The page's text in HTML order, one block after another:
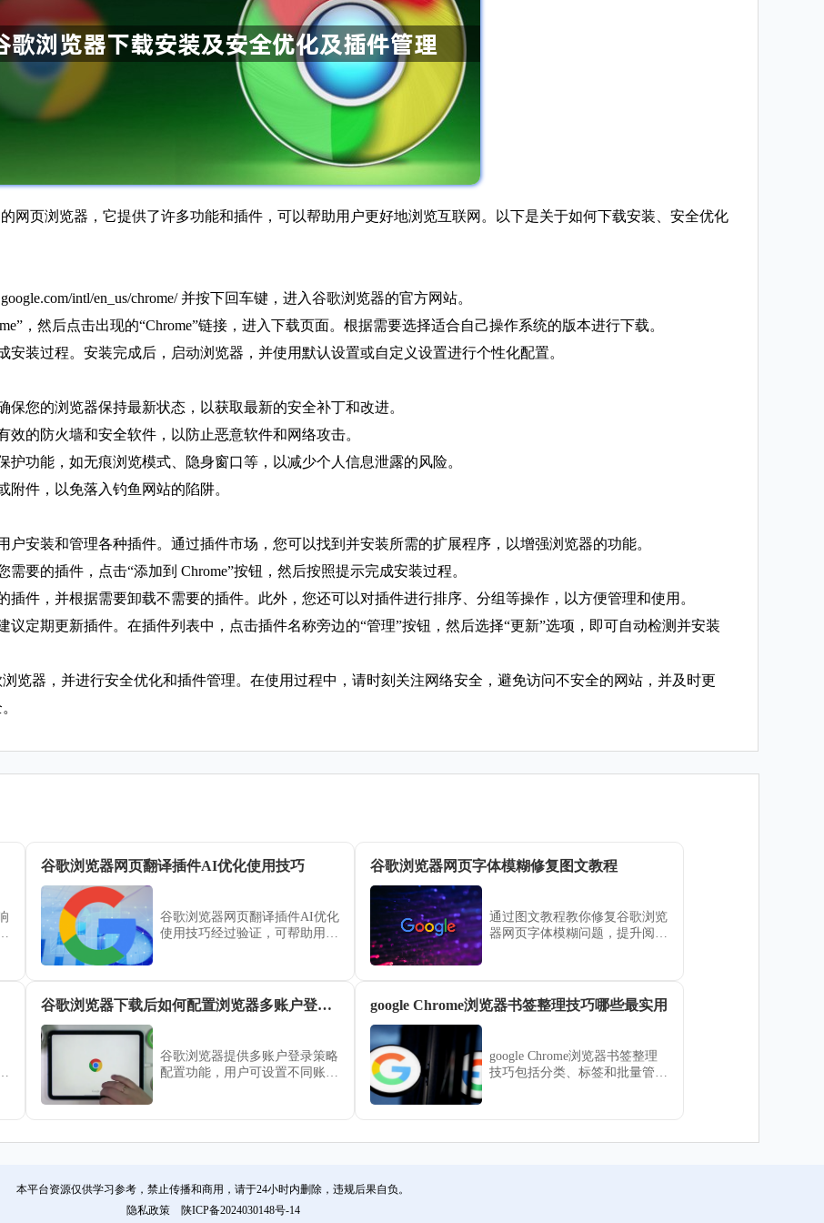
网页浏览器，它提供了许多功能和插件，可以帮助用户更好地浏览互联网。以下是关于如何下载安装、安全优化
intl/en_us/chrome/ 并按下回车键，进入谷歌浏览器的官方网站。
，然后点击出现的“Chrome”链接，进入下载页面。根据需要选择适合自己操作系统的版本进行下载。
装过程。安装完成后，启动浏览器，并使用默认设置或自定义设置进行个性化配置。
您的浏览器保持最新状态，以获取最新的安全补丁和改进。
的防火墙和安全软件，以防止恶意软件和网络攻击。
功能，如无痕浏览模式、隐身窗口等，以减少个人信息泄露的风险。
件，以免落入钓鱼网站的陷阱。
安装和管理各种插件。通过插件市场，您可以找到并安装所需的扩展程序，以增强浏览器的功能。
要的插件，点击“添加到 Chrome”按钮，然后按照提示完成安装过程。
件，并根据需要卸载不需要的插件。此外，您还可以对插件进行排序、分组等操作，以方便管理和使用。
定期更新插件。在插件列表中，点击插件名称旁边的“管理”按钮，然后选择“更新”选项，即可自动检测并安装
览器，并进行安全优化和插件管理。在使用过程中，请时刻关注网络安全，避免访问不安全的网站，并及时更
谷歌浏览器网页翻译插件AI优化使用技巧
谷歌浏览器网页翻译插件AI优化
使用技巧经过验证，可帮助用户
能化。
谷歌浏览器网页字体模糊修复图文教程
通过图文教程教你修复谷歌浏览
器网页字体模糊问题，提升阅读
谷歌浏览器下载后如何配置浏览器多账户登录策略
谷歌浏览器提供多账户登录策略
配置功能，用户可设置不同账户
google Chrome浏览器书签整理技巧哪些最实用
google Chrome浏览器书签整理
技巧包括分类、标签和批量管
本平台资源仅供学习参考，禁止传播和商用，请于24小时内删除，违规后果自负。
隐私政策
陕ICP备2024030148号-14